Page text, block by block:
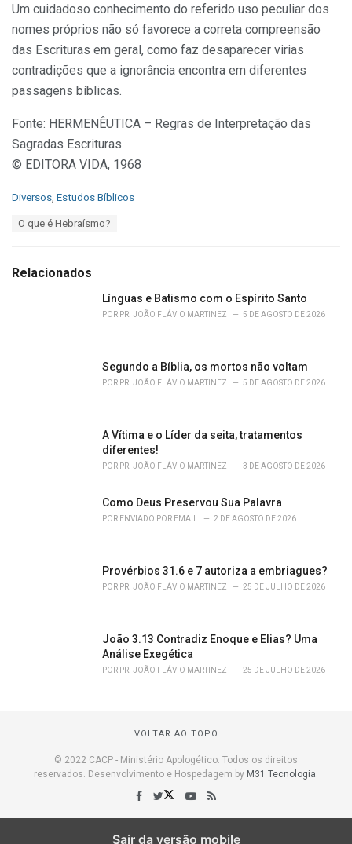
Um cuidadoso conhecimento do referido uso peculiar dos
nomes próprios não só favorece a correta compreensão
das Escrituras em geral, como faz desaparecer virias
contradições que a ignorância encontra em diferentes
passagens bíblicas.
Fonte: HERMENÊUTICA – Regras de Interpretação das
Sagradas Escrituras
© EDITORA VIDA, 1968
C
o
r
Diversos Estudos Bíblicos
:
O que é Hebraísmo?
Relacionados
Línguas e Batismo com o Espírito Santo
POR PR. JOÃO FLÁVIO MARTINEZ 5 DE AGOSTO DE 2026
Segundo a Bíblia, os mortos não voltam
POR PR. JOÃO FLÁVIO MARTINEZ 5 DE AGOSTO DE 2026
A Vítima e o Líder da seita, tratamentos
diferentes!
POR PR. JOÃO FLÁVIO MARTINEZ 3 DE AGOSTO DE 2026
Como Deus Preservou Sua Palavra
POR ENVIADO POR EMAIL 2 DE AGOSTO DE 2026
Provérbios 31.6 e 7 autoriza a embriagues?
POR PR. JOÃO FLÁVIO MARTINEZ 25 DE JULHO DE 2026
João 3.13 Contradiz Enoque e Elias? Uma
Análise Exegética
POR PR. JOÃO FLÁVIO MARTINEZ 25 DE JULHO DE 2026
VOLTAR AO TOPO
© 2022 CACP - Ministério Apologético. Todos os direitos
reservados. Desenvolvimento e Hospedagem by M31 Tecnologia.
Sair da versão mobile